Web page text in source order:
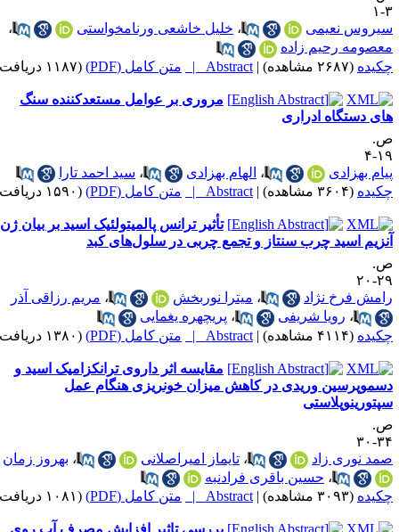
نعیمی
،خلیل خاشعی ورنامخواستی
،
رحیم زاده
(۲۶۸۷ مشاهده) |
Abstract | متن کامل (PDF) (۱۱۸۷ دریافت)
مروری بر عوامل مستعدکننده سنگ
دستگاه ادراری
۴
بهزادی
،الهام بهزادی ،سید احمد تارا
(۳۶۰۴ مشاهده) |
Abstract | متن کامل (PDF) (۱۵۹۰ دریافت)
تأثیر ترانس پالمیتولئیک اسید بر بیان ژن
اسید چرب سنتاز و تجمع چربی در سلول‌های کبد
۲۰
فرخ نژاد
،میترا نوربخش ،مریم رزاقی آذر
،رویا شریفی ،پریچهره یغمایی
(۴۱۱۴ مشاهده) |
Abstract | متن کامل (PDF) (۱۳۸۰ دریافت)
مقایسه اثر داروی ترانکزامیک اسید و
وریدی در کاهش میزان خونریزی هنگام عمل
۳۰
نوری زاد
،تایماز امیراصلانی ،بهروز زمان
،حسین باقری فرادنبه
(۳۰۹۳ مشاهده) |
Abstract | متن کامل (PDF) (۱۰۸۱ دریافت)